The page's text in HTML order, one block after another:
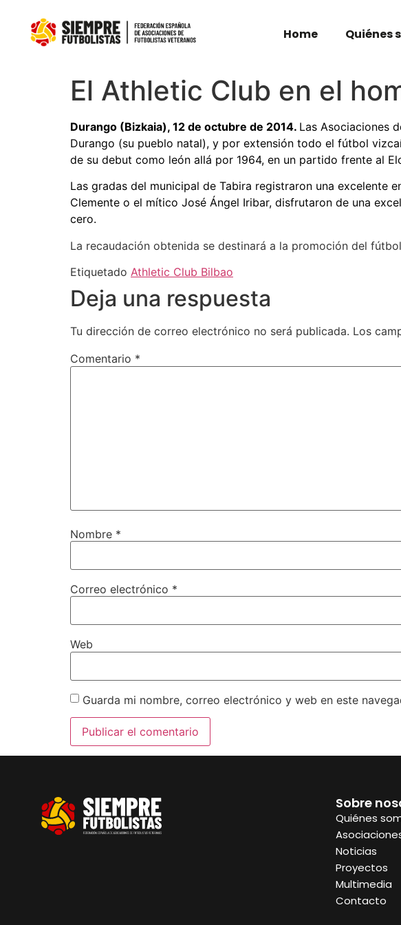
Home Quiénes
El Athletic Club en el
Durango (Bizkaia), 12 de octubre de 2014. Las Asociaciones
Durango (su pueblo natal), y por extensión todo el fútbol
de su debut como león allá por 1964, en un partido frente al
Las gradas del municipal de Tabira registraron una excelente
Clemente o el mítico José Ángel Iribar, disfrutaron de una
cero.
La recaudación obtenida se destinará a la promoción del
Etiquetado Athletic Club Bilbao
Deja una respuesta
Tu dirección de correo electrónico no será publicada. Los
Comentario *
Nombre *
Correo electrónico *
Web
Guarda mi nombre, correo electrónico y web en este
Sobre
Quiénes
Noticias
Proyectos
Multimedia
Contacto